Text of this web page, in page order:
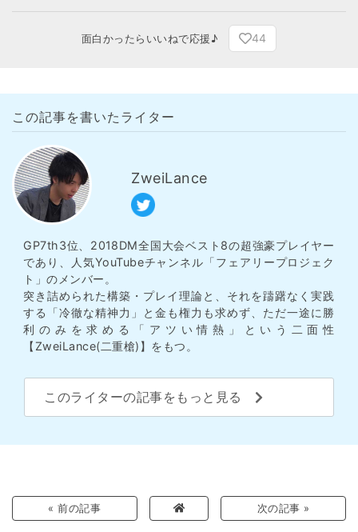
面白かったらいいねで応援♪ 44
この記事を書いたライター
ZweiLance
GP7th3位、2018DM全国大会ベスト8の超強豪プレイヤー
であり、人気YouTubeチャンネル「フェアリープロジェク
ト」のメンバー。
突き詰められた構築・プレイ理論と、それを躊躇なく実践
する「冷徹な精神力」と金も権力も求めず、ただ一途に勝
利のみを求める「アツい情熱」という二面性
【ZweiLance(二重槍)】をもつ。
このライターの記事をもっと見る
« 前の記事 次の記事 »